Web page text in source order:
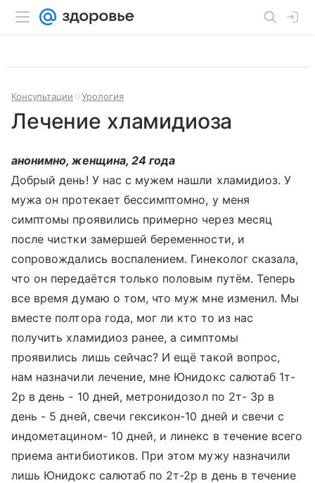
Консультации Урология
Лечение хламидиоза
анонимно, женщина, 24 года
Добрый день! У нас с мужем нашли хламидиоз. У
мужа он протекает бессимптомно, у меня
симптомы проявились примерно через месяц
после чистки замершей беременности, и
сопровождались воспалением. Гинеколог сказала,
что он передаётся только половым путём. Теперь
все время думаю о том, что муж мне изменил. Мы
вместе полтора года, мог ли кто то из нас
получить хламидиоз ранее, а симптомы
проявились лишь сейчас? И ещё такой вопрос,
нам назначили лечение, мне Юнидокс салютаб 1т-
2р в день - 10 дней, метронидозол по 2т- 3р в
день - 5 дней, свечи гексикон-10 дней и свечи с
индометацином- 10 дней, и линекс в течение всего
приема антибиотиков. При этом мужу назначили
лишь Юнидокс салютаб по 2т-2р в день в течение